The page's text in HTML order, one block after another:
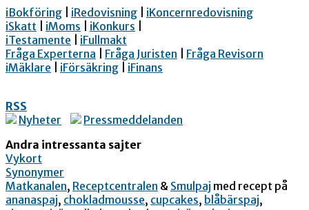
iBokföring
iRedovisning
iKoncernredovisning
iSkatt
iMoms iKonkurs
iTestamente
iFullmakt
Fråga Experterna
Fråga Juristen
Fråga Revisorn
iMäklare
iFörsäkring iFinans
RSS
Nyheter
Pressmeddelanden
Andra intressanta sajter
Vykort
Synonymer
Matkanalen, Receptcentralen & Smulpaj med recept på
ananaspaj, chokladmousse, cupcakes, blåbärspaj,